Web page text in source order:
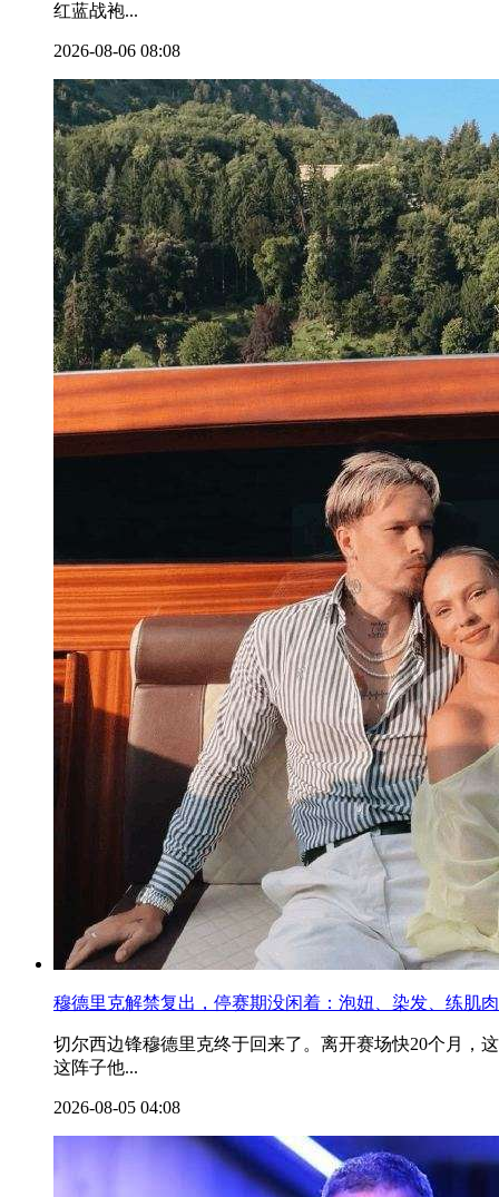
红蓝战袍...
2026-08-06 08:08
穆德里克解禁复出，停赛期没闲着：泡妞、染发、练肌
切尔西边锋穆德里克终于回来了。离开赛场快20个月，
这阵子他...
2026-08-05 04:08